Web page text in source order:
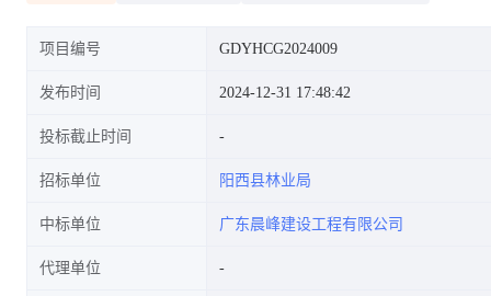
项目编号 GDYHCG2024009
发布时间 2024-12-31 17:48:42
投标截止时间
招标单位 阳西县林业局
中标单位 广东晨峰建设工程有限公司
代理单位